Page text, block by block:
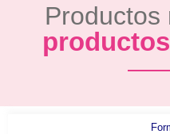
Productos